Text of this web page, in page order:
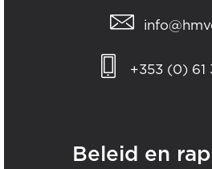
+353 (0) 61
Beleid en